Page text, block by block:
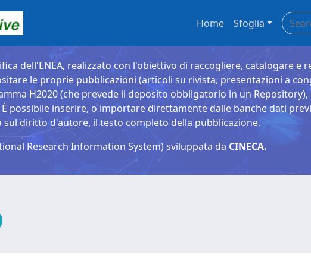
Home Sfoglia
dell'ENEA, realizzato con l'obiettivo di raccogliere, catalogare e
le proprie pubblicazioni (articoli su rivista, presentazioni a
H2020 (che prevede il deposito obbligatorio in un
possibile inserire, o importare direttamente dalle banche dati
diritto d'autore, il testo completo della pubblicazione.
Research Information System) sviluppata da CINECA.